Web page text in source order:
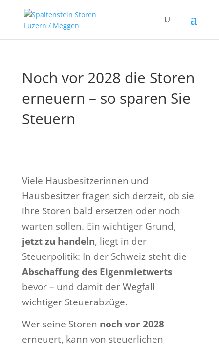
Noch vor 2028 die Storen
erneuern – so sparen Sie
Steuern
Viele Hausbesitzerinnen und
Hausbesitzer fragen sich derzeit, ob sie
ihre Storen bald ersetzen oder noch
warten sollen. Ein wichtiger Grund,
jetzt zu handeln, liegt in der
Steuerpolitik: In der Schweiz steht die
Abschaffung des Eigenmietwerts
bevor – und damit der Wegfall
wichtiger Steuerabzüge.
Wer seine Storen noch vor 2028
erneuert, kann von steuerlichen